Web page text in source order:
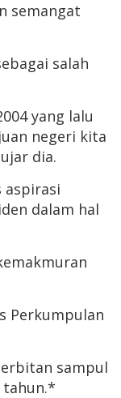
semangat
salah
yang lalu
negeri kita
dia.
aspirasi
dalam hal
Perkumpulan
sampul
tahun.*